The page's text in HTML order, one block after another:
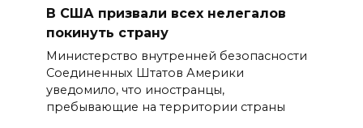
В США призвали всех нелегалов
покинуть страну
Министерство внутренней безопасности
Соединенных Штатов Америки
уведомило, что иностранцы,
пребывающие на территории страны